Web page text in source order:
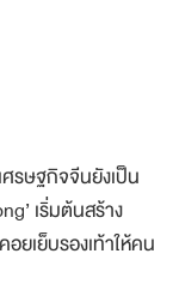
รษฐกิจจีนยังเป็น
เริ่มต้นสร้าง
ยเย็บรองเท้าให้คน